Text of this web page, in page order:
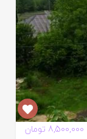
8,500,000 تومان